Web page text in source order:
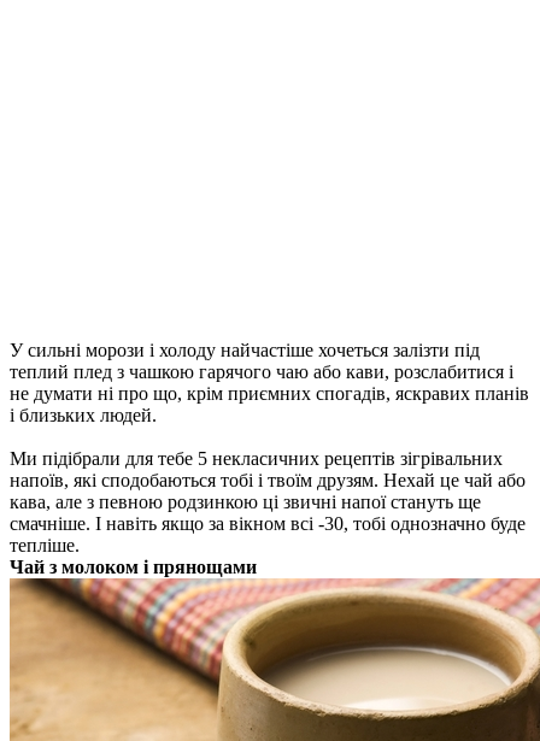
У сильні морози і холоду найчастіше хочеться залізти під
теплий плед з чашкою гарячого чаю або кави, розслабитися і
не думати ні про що, крім приємних спогадів, яскравих планів
і близьких людей.
Ми підібрали для тебе 5 некласичних рецептів зігрівальних
напоїв, які сподобаються тобі і твоїм друзям. Нехай це чай або
кава, але з певною родзинкою ці звичні напої стануть ще
смачніше. І навіть якщо за вікном всі -30, тобі однозначно буде
тепліше.
Чай з молоком і прянощами